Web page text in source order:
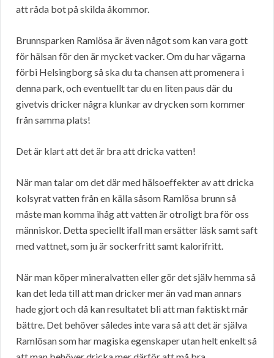
att råda bot på skilda åkommor.
Brunnsparken Ramlösa är även något som kan vara gott
för hälsan för den är mycket vacker. Om du har vägarna
förbi Helsingborg så ska du ta chansen att promenera i
denna park, och eventuellt tar du en liten paus där du
givetvis dricker några klunkar av drycken som kommer
från samma plats!
Det är klart att det är bra att dricka vatten!
När man talar om det där med hälsoeffekter av att dricka
kolsyrat vatten från en källa såsom Ramlösa brunn så
måste man komma ihåg att vatten är otroligt bra för oss
människor. Detta speciellt ifall man ersätter läsk samt saft
med vattnet, som ju är sockerfritt samt kalorifritt.
När man köper mineralvatten eller gör det själv hemma så
kan det leda till att man dricker mer än vad man annars
hade gjort och då kan resultatet bli att man faktiskt mår
bättre. Det behöver således inte vara så att det är själva
Ramlösan som har magiska egenskaper utan helt enkelt så